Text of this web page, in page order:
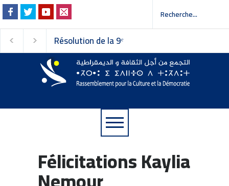
Résolution de la 9ᵉ
session du Conseil
national du
Rassemblement pour la
Culture et la Démocratie
إلى وسائل الإعلام
Félicitations Kaylia